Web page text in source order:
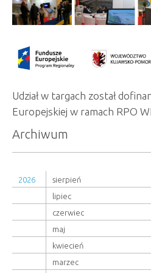
Udział w targach został
Europejskiej w ramach RPO
Archiwum
2026
sierpień
lipiec
czerwiec
maj
kwiecień
marzec